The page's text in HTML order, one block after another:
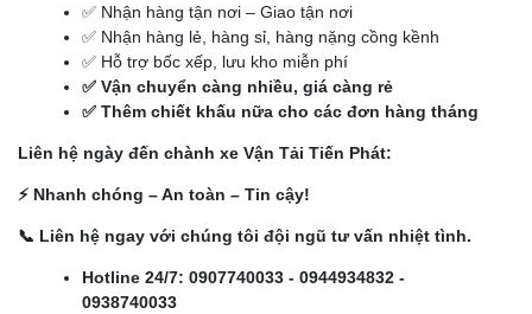
✅ Nhận hàng tận nơi – Giao tận nơi
✅ Nhận hàng lẻ, hàng sỉ, hàng nặng cồng kềnh
✅ Hỗ trợ bốc xếp, lưu kho miễn phí
✅ Vận chuyển càng nhiều, giá càng rẻ
✅ Thêm chiết khấu nữa cho các đơn hàng tháng
Liên hệ ngày đến chành xe Vận Tải Tiến Phát:
⚡ Nhanh chóng – An toàn – Tin cậy!
📞 Liên hệ ngay với chúng tôi đội ngũ tư vấn nhiệt tình.
Hotline 24/7: 0907740033 - 0944934832 -
0938740033